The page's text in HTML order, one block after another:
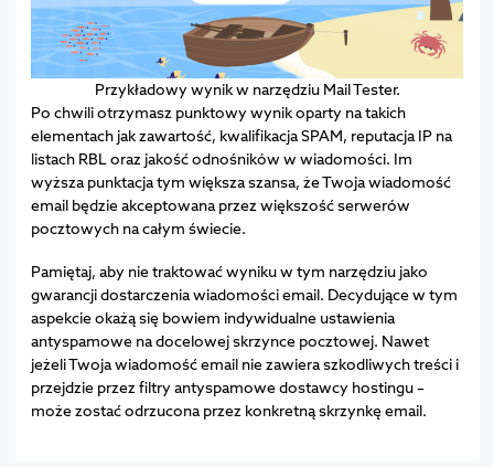
Przykładowy wynik w narzędziu Mail Tester.
Po chwili otrzymasz punktowy wynik oparty na takich
elementach jak zawartość, kwalifikacja SPAM, reputacja IP na
listach RBL oraz jakość odnośników w wiadomości. Im
wyższa punktacja tym większa szansa, że Twoja wiadomość
email będzie akceptowana przez większość serwerów
pocztowych na całym świecie.
Pamiętaj, aby nie traktować wyniku w tym narzędziu jako
gwarancji dostarczenia wiadomości email. Decydujące w tym
aspekcie okażą się bowiem indywidualne ustawienia
antyspamowe na docelowej skrzynce pocztowej. Nawet
jeżeli Twoja wiadomość email nie zawiera szkodliwych treści i
przejdzie przez filtry antyspamowe dostawcy hostingu –
może zostać odrzucona przez konkretną skrzynkę email.